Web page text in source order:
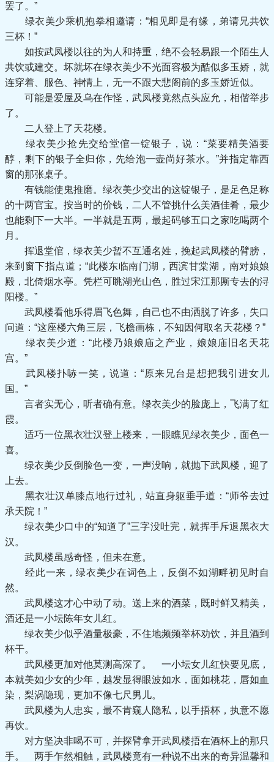
罢了。”
绿衣美少乘机抱拳相邀请：“相见即是有缘，弟请兄共饮
三杯！”
如按武凤楼以往的为人和持重，绝不会轻易跟一个陌生人
共饮或建交。坏就坏在绿衣美少不光面容极为酷似多玉娇，就
连穿着、服色、神情上，无一不跟大悲阁前的多玉娇近似。
可能是爱屋及乌在作怪，武凤楼竟然点头应允，相偕举步
了。
二人登上了天花楼。
绿衣美少抢先交给堂倌一锭银子，说：“菜要精美酒要
醇，剩下的银子全归你，先给泡一壶尚好茶水。”并指定靠西
窗的那张桌子。
有钱能使鬼推磨。绿衣美少交出的这锭银子，是足色足称
的十两官宝。按当时的价钱，二人不管挑什么美酒佳肴，最少
也能剩下一大半。一半就是五两，最起码够五口之家吃喝两个
月。
挥退堂倌，绿衣美少暂不互通名姓，挽起武凤楼的臂膀，
来到窗下指点道；“此楼东临南门湖，西滨甘棠湖，南对娘娘
殿，北倚烟水亭。凭栏可眺湖光山色，胜过宋江那厮专去的浔
阳楼。”
武凤楼看他乐得眉飞色舞，自己也不由洒脱了许多，失口
问道：“这座楼六角三层，飞檐画栋，不知因何取名天花楼？”
绿衣美少道：“此楼乃娘娘庙之产业，娘娘庙旧名天花
宫。”
武凤楼扑哧一笑，说道：“原来兄台是想把我引进女儿
国。”
言者实无心，听者确有意。绿衣美少的脸庞上，飞满了红
霞。
适巧一位黑衣壮汉登上楼来，一眼瞧见绿衣美少，面色一
喜。
绿衣美少反倒脸色一变，一声没响，就抛下武凤楼，迎了
上去。
黑衣壮汉单膝点地行过礼，站直身躯垂手道：“师爷去过
承天院！”
绿衣美少口中的“知道了”三字没吐完，就挥手斥退黑衣大
汉。
武凤楼虽感奇怪，但未在意。
经此一来，绿衣美少在词色上，反倒不如湖畔初见时自
然。
武凤楼这才心中动了动。送上来的酒菜，既时鲜又精美，
酒还是一小坛陈年女儿红。
绿衣美少似乎酒量极豪，不住地频频举杯劝饮，并且酒到
杯干。
武凤楼更加对他莫测高深了。 一小坛女儿红快要见底，
本就美如少女的少年，越发显得眼波如水，面如桃花，唇如血
染，梨涡隐现，更加不像七尺男儿。
武凤楼为人忠实，最不肯窥人隐私，以手捂杯，执意不愿
再饮。
对方坚决非喝不可，并探臂拿开武凤楼捂在酒杯上的那只
手。 两手乍然相触，武凤楼竟有一种说不出来的奇异温馨和